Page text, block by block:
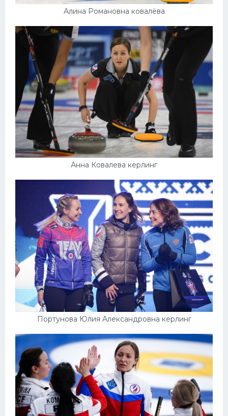
Алина Романовна ковалёва
Анна Ковалева керлинг
Портунова Юлия Александровна керлинг